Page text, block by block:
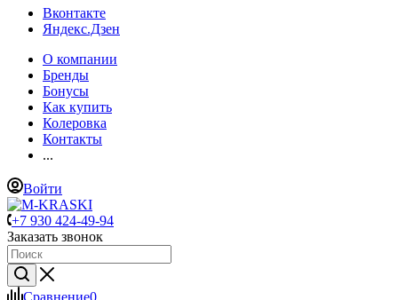
Вконтакте
Яндекс.Дзен
О компании
Бренды
Бонусы
Как купить
Колеровка
Контакты
...
Войти
+7 930 424-49-94
Заказать звонок
Сравнение0